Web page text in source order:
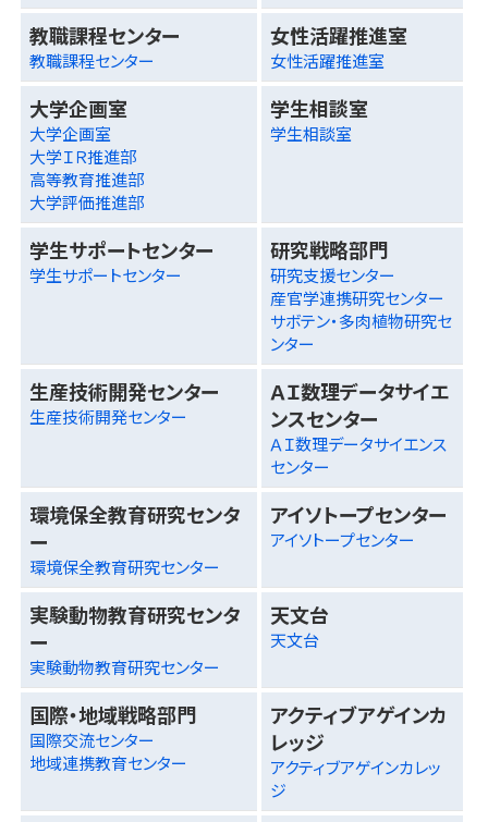
教職課程センター
教職課程センター
女性活躍推進室
女性活躍推進室
大学企画室
大学企画室
大学ＩＲ推進部
高等教育推進部
大学評価推進部
学生相談室
学生相談室
学生サポートセンター
学生サポートセンター
研究戦略部門
研究支援センター
産官学連携研究センター
サボテン・多肉植物研究セ
ンター
生産技術開発センター
生産技術開発センター
ＡＩ数理データサイエ
ンスセンター
ＡＩ数理データサイエンス
センター
環境保全教育研究センタ
ー
環境保全教育研究センター
アイソトープセンター
アイソトープセンター
実験動物教育研究センタ
ー
実験動物教育研究センター
天文台
天文台
国際・地域戦略部門
国際交流センター
地域連携教育センター
アクティブアゲインカ
レッジ
アクティブアゲインカレッ
ジ